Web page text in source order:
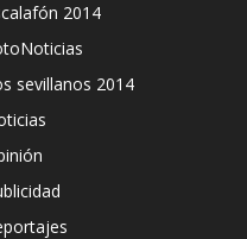
2014
sevillanos 2014